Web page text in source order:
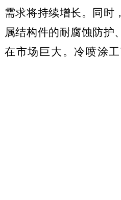
需求将持续增长。同时
属结构件的耐腐蚀防护
在市场巨大。冷喷涂